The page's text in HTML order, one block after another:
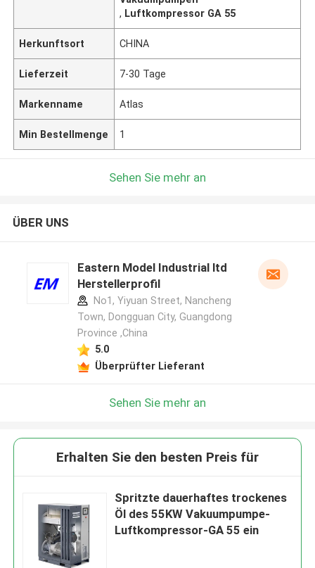
, Luftkompressor GA 55
Herkunftsort CHINA
Lieferzeit 7-30 Tage
Markenname Atlas
Min Bestellmenge 1
Sehen Sie mehr an
ÜBER UNS
Eastern Model Industrial ltd
Herstellerprofil
No1, Yiyuan Street, Nancheng
Town, Dongguan City, Guangdong
Province ,China
5.0
Überprüfter Lieferant
Sehen Sie mehr an
Erhalten Sie den besten Preis für
Spritzte dauerhaftes trockenes
Öl des 55KW Vakuumpumpe-
Luftkompressor-GA 55 ein